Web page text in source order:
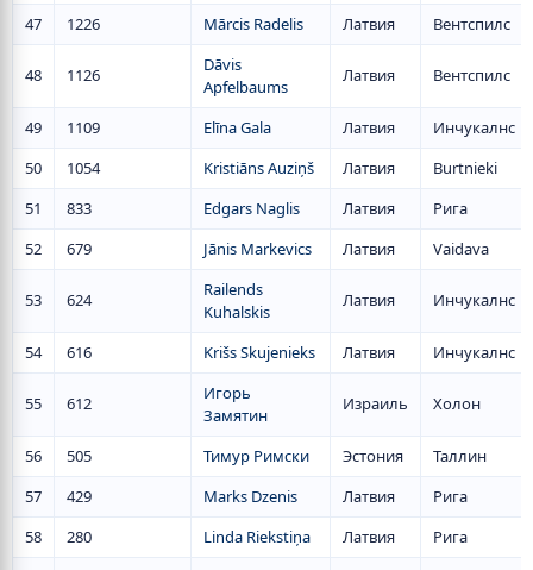
47 1226 Mārcis Radelis Латвия Вентспилс
48 1126
Dāvis
Apfelbaums
Латвия Вентспилс
49 1109 Elīna Gala Латвия
Инчукалнс
50
1054 Kristiāns Auziņš Латвия
Burtnieki
51
833 Edgars Naglis Латвия
Рига
52
679 Jānis Markevics Латвия Vaidava
53 624
Railends
Kuhalskis
Латвия Инчукалнс
54 616 Krišs Skujenieks Латвия Инчукалнс
55 612
Игорь
Замятин
Израиль Холон
56 505 Тимур Римски Эстония
Таллин
57
429 Marks Dzenis Латвия
Рига
58
280 Linda Riekstiņa Латвия
Рига